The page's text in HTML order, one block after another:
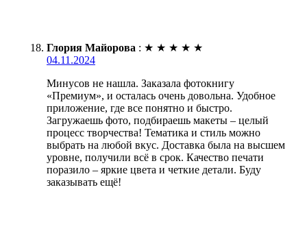
Глория Майорова : ★ ★ ★ ★ ★
04.11.2024
Минусов не нашла. Заказала фотокнигу
«Премиум», и осталась очень довольна. Удобное
приложение, где все понятно и быстро.
Загружаешь фото, подбираешь макеты – целый
процесс творчества! Тематика и стиль можно
выбрать на любой вкус. Доставка была на высшем
уровне, получили всё в срок. Качество печати
поразило – яркие цвета и четкие детали. Буду
заказывать ещё!